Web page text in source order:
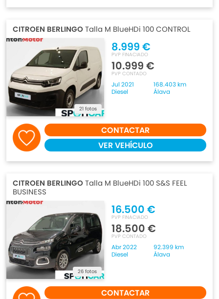
CITROEN BERLINGOTalla M BlueHDi 100 CONTROL
21 fotos
8.999 €
PVP FINACIADO
10.999 €
PVP CONTADO
Jul 2021
168.403 km
Diesel
Álava
CONTACTAR
VER VEHÍCULO
CITROEN BERLINGOTalla M BlueHDi 100 S&S FEEL
BUSINESS
26 fotos
16.500 €
PVP FINACIADO
18.500 €
PVP CONTADO
Abr 2022
92.399 km
Diesel
Álava
CONTACTAR